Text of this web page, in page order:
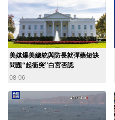
美媒爆美總統與防長就彈藥短缺
問題“起衝突”白宮否認
08-06